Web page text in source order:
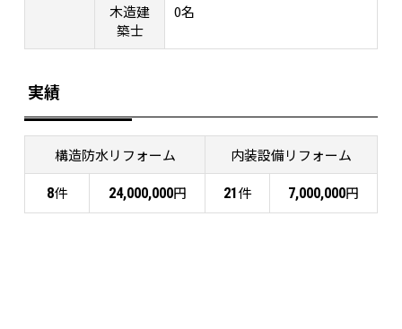
木造建
築士
0名
実績
構造防水リフォーム 内装設備リフォーム
8件 24,000,000円 21件 7,000,000円